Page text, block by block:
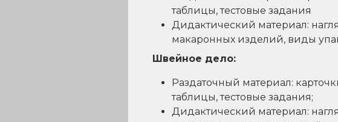
таблицы, тестовые задания
Дидактический материал:
макаронных изделий, виды
Швейное дело:
Раздаточный материал:
таблицы, тестовые задания;
Дидактический материал: